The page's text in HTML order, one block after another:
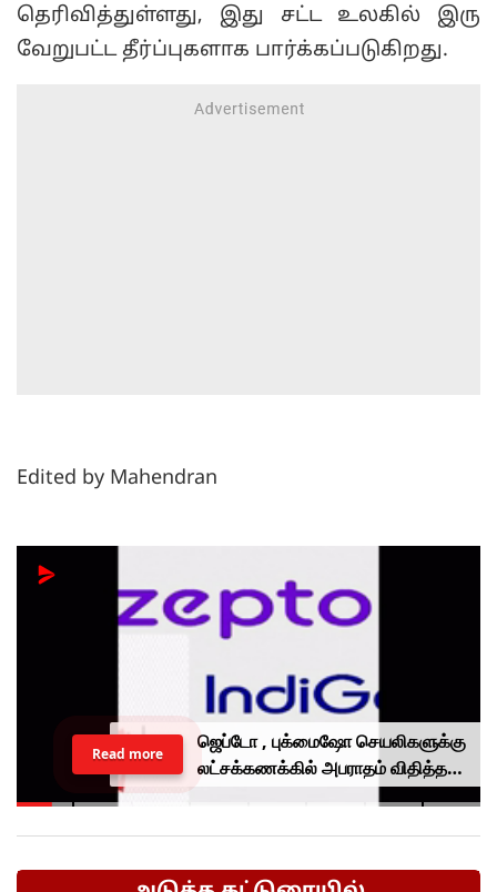
தெரிவித்துள்ளது, இது சட்ட உலகில் இரு
வேறுபட்ட தீர்ப்புகளாக பார்க்கப்படுகிறது.
Edited by Mahendran
ஜெப்டோ , புக்மைஷோ செயலிகளுக்கு
லட்சக்கணக்கில் அபராதம் விதித்த
மத்திய அரசு.. என்ன காரணம்?
Read more